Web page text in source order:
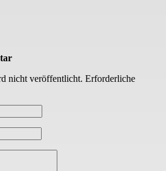
nicht veröffentlicht. Erforderliche